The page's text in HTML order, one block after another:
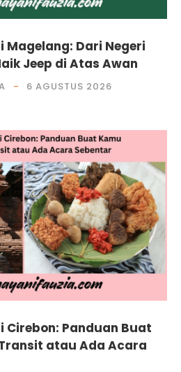
Magelang: Dari Negeri
Jeep di Atas Awan
6 AGUSTUS 2026
Cirebon: Panduan Buat
atau Ada Acara